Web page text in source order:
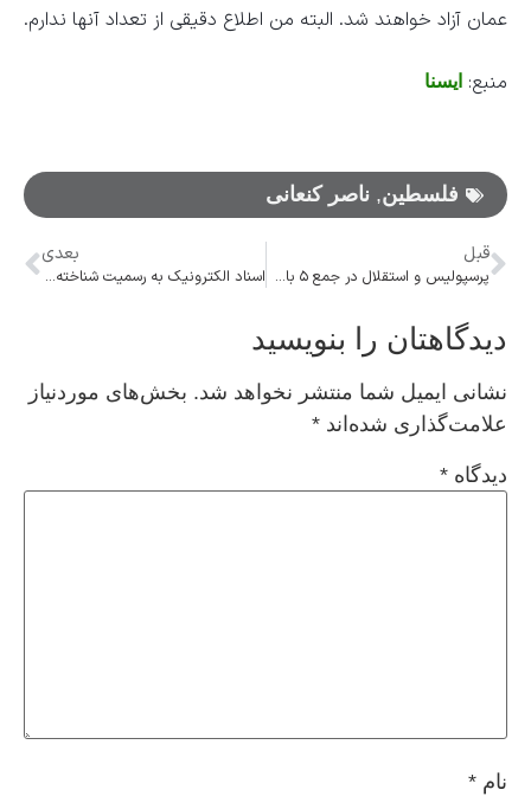
عمان آزاد خواهند شد. البته من اطلاع دقیقی از تعداد آنها ندارم.
منبع: ایسنا
فلسطین, ناصر کنعانی
قبل
پرسپولیس و استقلال در جمع ۵ باشگاه برتر آسیا
بعدی
اسناد الکترونیک به رسمیت شناخته شود
دیدگاهتان را بنویسید
نشانی ایمیل شما منتشر نخواهد شد. بخش‌های موردنیاز
علامت‌گذاری شده‌اند *
دیدگاه *
نام *